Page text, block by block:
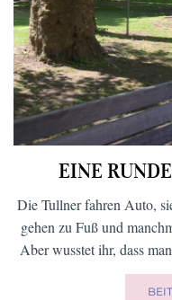
EINE
Die Tullner fahren Auto,
gehen zu Fuß und
Aber wusstet ihr, dass